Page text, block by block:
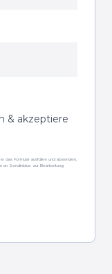
& akzeptiere
das Formular ausfüllen und absenden,
an Sendinblue zur Bearbeitung